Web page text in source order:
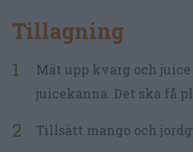
Tillagning
Mät upp kvarg och
juicekanna. Det ska få
Tillsätt mango och